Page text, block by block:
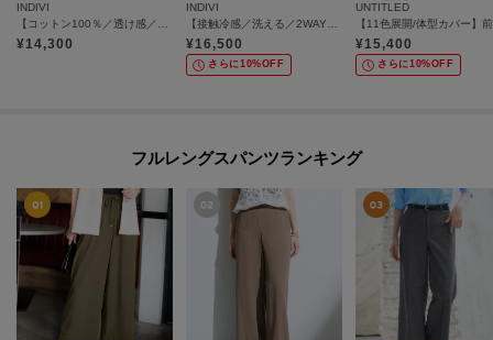
INDIVI
【コットン100％／透け感／2WAY】袖アレンジ チェックシャツ
¥14,300
INDIVI
【接触冷感／洗える／2WAY】ドロスト付 シアーシャンブレーシャツ
¥16,500
さらに10%OFF
UNTITLED
¥15,400
さらに10%OFF
フルレングスパンツランキング